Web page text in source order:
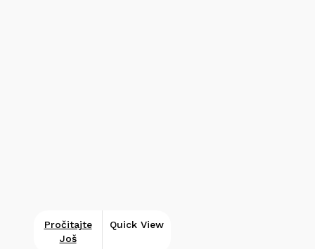
Pročitajte
Još
Quick View